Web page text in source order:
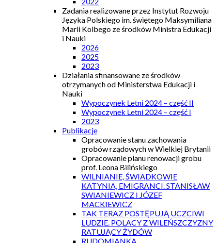
Zadania realizowane przez Instytut Rozwoju
Języka Polskiego im. świętego Maksymiliana
Marii Kolbego ze środków Ministra Edukacji
i Nauki
2026
2025
2023
Działania sfinansowane ze środków
otrzymanych od Ministerstwa Edukacji i
Nauki
Wypoczynek Letni 2024 – część II
Wypoczynek Letni 2024 – część I
2023
Publikacje
Opracowanie stanu zachowania
grobów rządowych w Wielkiej Brytanii
Opracowanie planu renowacji grobu
prof. Leona Bilińskiego
WILNIANIE, ŚWIADKOWIE
KATYNIA, EMIGRANCI. STANISŁAW
SWIANIEWICZ I JÓZEF
MACKIEWICZ
TAK TERAZ POSTĘPUJĄ UCZCIWI
LUDZIE. POLACY Z WILEŃSZCZYZNY
RATUJĄCY ŻYDÓW
RUDOMIANKA